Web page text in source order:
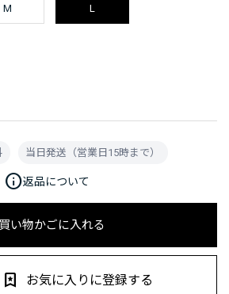
M L
買い物かごに入れる
お気に入りに登録する
当日発送（営業日15時まで）
info返品について